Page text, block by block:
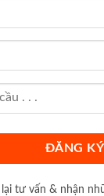
tư vấn & nhận